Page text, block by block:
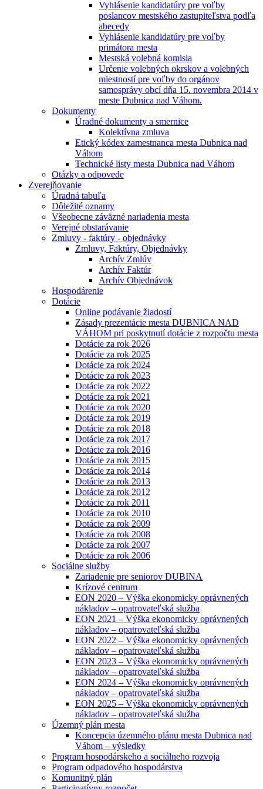
Vyhlásenie kandidatúry pre voľby
poslancov mestského zastupiteľstva podľa
abecedy
Vyhlásenie kandidatúry pre voľby
primátora mesta
Mestská volebná komisia
Určenie volebných okrskov a volebných
miestností pre voľby do orgánov
samosprávy obcí dňa 15. novembra 2014 v
meste Dubnica nad Váhom.
Dokumenty
Úradné dokumenty a smernice
Kolektívna zmluva
Etický kódex zamestnanca mesta Dubnica nad
Váhom
Technické listy mesta Dubnica nad Váhom
Otázky a odpovede
Zverejňovanie
Úradná tabuľa
Dôležité oznamy
Všeobecne záväzné nariadenia mesta
Verejné obstarávanie
Zmluvy - faktúry - objednávky
Zmluvy, Faktúry, Objednávky
Archív Zmlúv
Archív Faktúr
Archív Objednávok
Hospodárenie
Dotácie
Online podávanie žiadostí
Zásady prezentácie mesta DUBNICA NAD
VÁHOM pri poskytnutí dotácie z rozpočtu mesta
Dotácie za rok 2026
Dotácie za rok 2025
Dotácie za rok 2024
Dotácie za rok 2023
Dotácie za rok 2022
Dotácie za rok 2021
Dotácie za rok 2020
Dotácie za rok 2019
Dotácie za rok 2018
Dotácie za rok 2017
Dotácie za rok 2016
Dotácie za rok 2015
Dotácie za rok 2014
Dotácie za rok 2013
Dotácie za rok 2012
Dotácie za rok 2011
Dotácie za rok 2010
Dotácie za rok 2009
Dotácie za rok 2008
Dotácie za rok 2007
Dotácie za rok 2006
Sociálne služby
Zariadenie pre seniorov DUBINA
Krízové centrum
EON 2020 – Výška ekonomicky oprávnených
nákladov – opatrovateľská služba
EON 2021 – Výška ekonomicky oprávnených
nákladov – opatrovateľská služba
EON 2022 – Výška ekonomicky oprávnených
nákladov – opatrovateľská služba
EON 2023 – Výška ekonomicky oprávnených
nákladov – opatrovateľská služba
EON 2024 – Výška ekonomicky oprávnených
nákladov – opatrovateľská služba
EON 2025 – Výška ekonomicky oprávnených
nákladov – opatrovateľská služba
Územný plán mesta
Koncepcia územného plánu mesta Dubnica nad
Váhom – výsledky
Program hospodárskeho a sociálneho rozvoja
Program odpadového hospodárstva
Komunitný plán